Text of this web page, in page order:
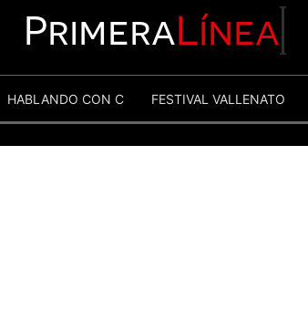
PrimeraLínea
HABLANDO CON C FESTIVAL VALLENATO